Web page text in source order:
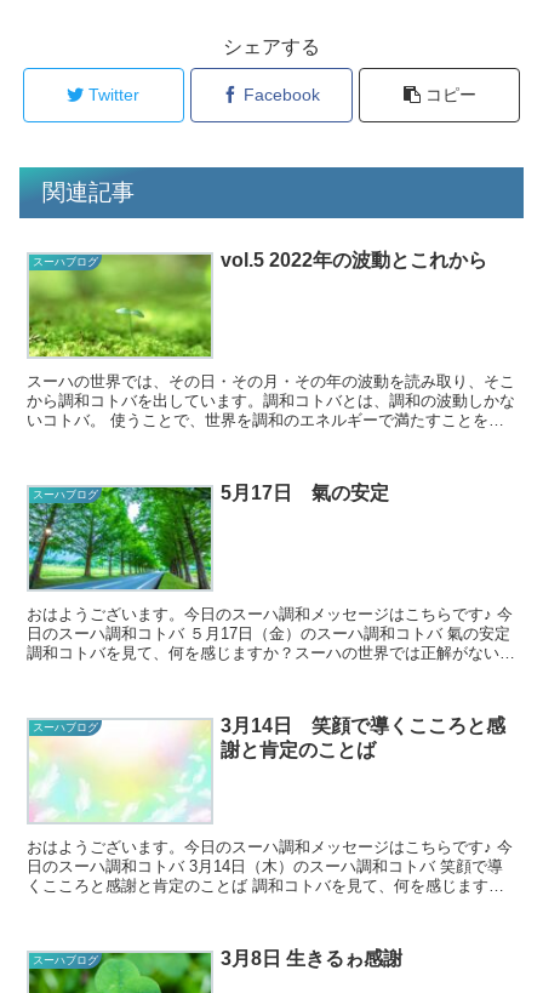
シェアする
Twitter Facebook コピー
関連記事
スーハブログ vol.5 2022年の波動とこれから
スーハの世界では、その日・その月・その年の波動を読み取り、そこ
から調和コトバを出しています。調和コトバとは、調和の波動しかな
いコトバ。 使うことで、世界を調和のエネルギーで満たすことを目
スーハブログ 5月17日 氣の安定
おはようございます。今日のスーハ調和メッセージはこちらです♪ 今
日のスーハ調和コトバ ５月17日（金）のスーハ調和コトバ 氣の安定
調和コトバを見て、何を感じますか？スーハの世界では正解がないの
スーハブログ
3月14日 笑顔で導くこころと感
謝と肯定のことば
おはようございます。今日のスーハ調和メッセージはこちらです♪ 今
日のスーハ調和コトバ 3月14日（木）のスーハ調和コトバ 笑顔で導
くこころと感謝と肯定のことば 調和コトバを見て、何を感じます
スーハブログ 3月8日 生きるゎ感謝